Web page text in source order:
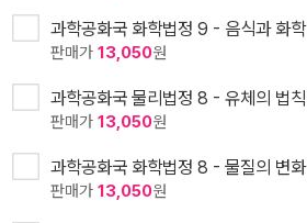
과학공화국 화학법정 9 - 음식과 화학
판매가 13,050원
과학공화국 물리법정 8 - 유체의 법칙
판매가 13,050원
과학공화국 화학법정 8 - 물질의 변화
판매가 13,050원